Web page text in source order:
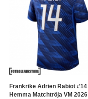
Frankrike Adrien Rabiot #14
Hemma Matchtröja VM 2026